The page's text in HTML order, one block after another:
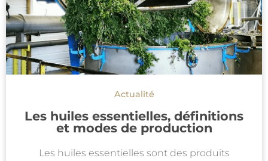
Actualité
Les huiles essentielles, définitions
et modes de production
Les huiles essentielles sont des produits